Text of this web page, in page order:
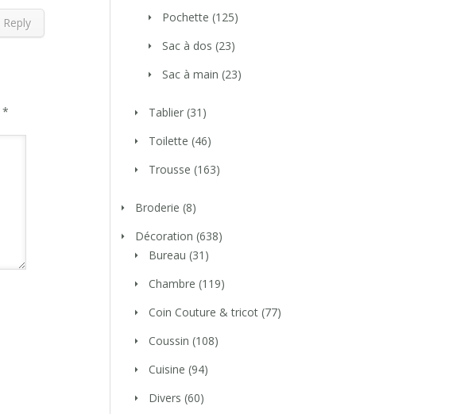
Reply
*
Pochette (125)
Sac à dos (23)
Sac à main (23)
Tablier (31)
Toilette (46)
Trousse (163)
Broderie (8)
Décoration (638)
Bureau (31)
Chambre (119)
Coin Couture & tricot (77)
Coussin (108)
Cuisine (94)
Divers (60)